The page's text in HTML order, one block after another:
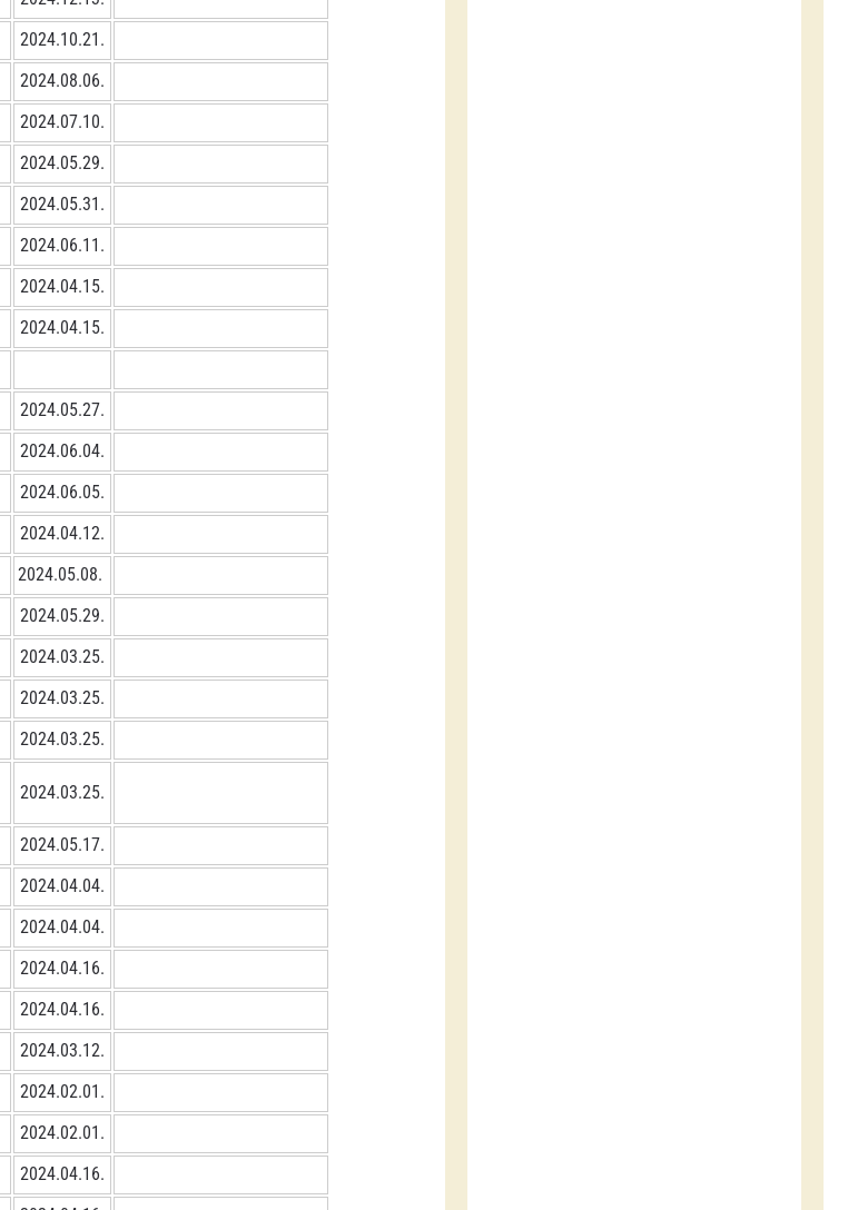
2024.10.21.
2024.08.06.
2024.07.10.
2024.05.29.
2024.05.31.
2024.06.11.
2024.04.15.
2024.04.15.
2024.05.27.
2024.06.04.
2024.06.05.
2024.04.12.
2024.05.08.
2024.05.29.
2024.03.25.
2024.03.25.
2024.03.25.
2024.03.25.
2024.05.17.
2024.04.04.
2024.04.04.
2024.04.16.
2024.04.16.
2024.03.12.
2024.02.01.
2024.02.01.
2024.04.16.